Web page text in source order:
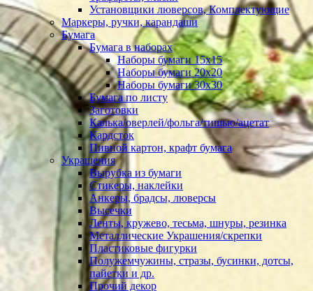
Установщики люверсов, Комплектующие
Маркеры, ручки, карандаши
Бумага
Бумага в наборах
Наборы бумаги 15х15
Наборы бумаги 20х20
Наборы бумаги 30х30
Бумага по листу
Заготовки
Калька/оверлей/фольга/тишью/ацетат
Кардсток
Пивной картон, крафт бумага
Украшения
Вырубка из бумаги
Стикеры, наклейки
Анкеры, брадсы, люверсы
Высечки
Ленты, кружево, тесьма, шнуры, резинка
Металлические Украшения/скрепки
Пластиковые фигурки
Полужемчужины, стразы, бусинки, дотсы,
пайетки и др.
Прочий декор